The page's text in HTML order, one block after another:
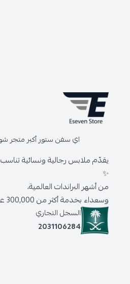
اي سفن ستور أكبر متجر
يقدّم ملابس رجالية ونسائية
✨
من أشهر البراندات العالمية،
وسعداء بخدمة أكثر من 300,000 عميل حول المملكة.
السجل التجاري
2031106284